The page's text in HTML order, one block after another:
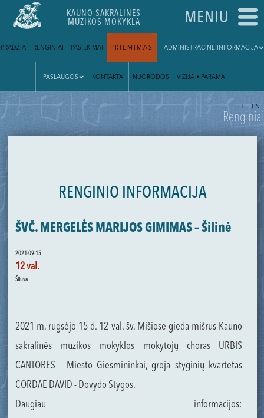
KAUNO SAKRALINĖS
MUZIKOS MOKYKLA
MENIU
PRADŽIA RENGINIAI PASIEKIMAI PRIĖMIMAS ADMINISTRACINĖ INFORMACIJA
PASLAUGOS KONTAKTAI NUORODOS VIZIJA • PARAMA
| LT EN
Renginiai
RENGINIO INFORMACIJA
ŠVČ. MERGELĖS MARIJOS GIMIMAS – Šilinė
2021-09-15
12 val.
Šiluva
2021 m. rugsėjo 15 d. 12 val. šv. Mišiose gieda mišrus Kauno
sakralinės muzikos mokyklos mokytojų choras URBIS
CANTORES - Miesto Giesmininkai, groja styginių kvartetas
CORDAE DAVID - Dovydo Stygos.
Daugiau informacijos: